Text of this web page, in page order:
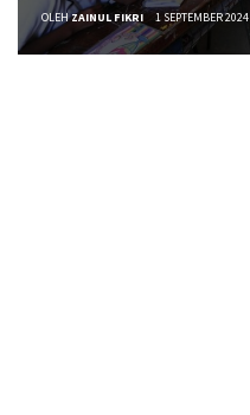
OLEHZAINUL FIKRI 1 SEPTEMBER 2024